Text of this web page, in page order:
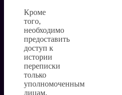
Кроме
того,
необходимо
предоставить
доступ к
истории
переписки
только
уполномоченным
лицам.